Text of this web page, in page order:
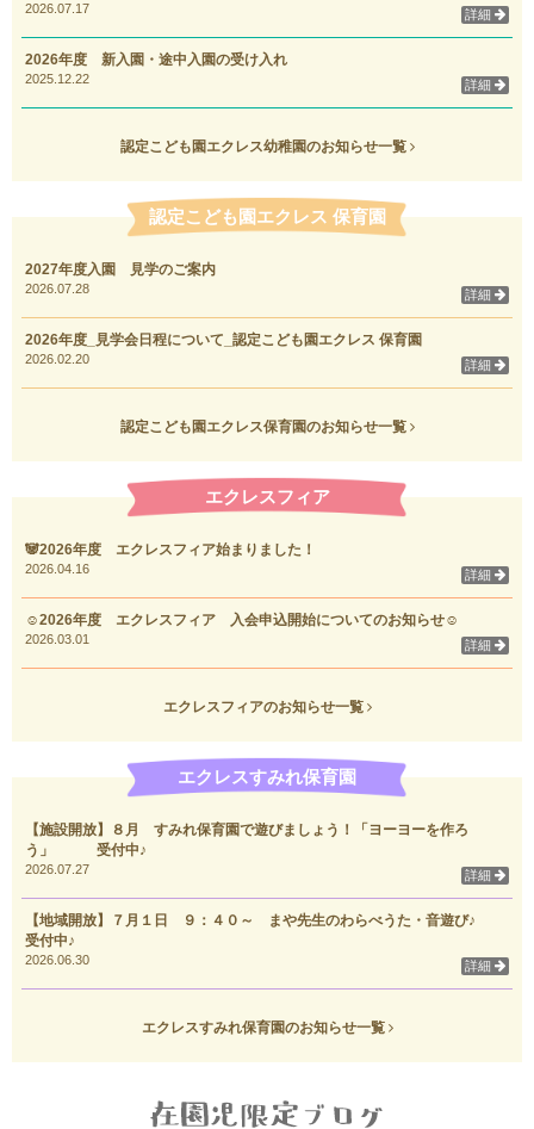
2026.07.17 詳細
2026年度 新入園・途中入園の受け入れ
2025.12.22 詳細
認定こども園エクレス幼稚園のお知らせ一覧
認定こども園エクレス 保育園
2027年度入園 見学のご案内
2026.07.28 詳細
2026年度_見学会日程について_認定こども園エクレス 保育園
2026.02.20 詳細
認定こども園エクレス保育園のお知らせ一覧
エクレスフィア
🐼2026年度 エクレスフィア始まりました！
2026.04.16 詳細
☺2026年度 エクレスフィア 入会申込開始についてのお知らせ☺
2026.03.01 詳細
エクレスフィアのお知らせ一覧
エクレスすみれ保育園
【施設開放】８月 すみれ保育園で遊びましょう！「ヨーヨーを作ろ
う」 受付中♪
2026.07.27 詳細
【地域開放】７月１日 ９：４０～ まや先生のわらべうた・音遊び♪
受付中♪
2026.06.30 詳細
エクレスすみれ保育園のお知らせ一覧